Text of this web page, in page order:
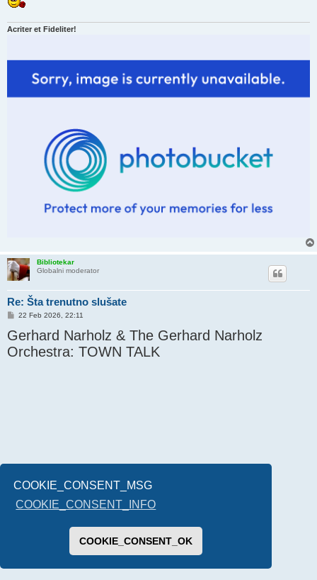
COOKIE_CONSENT_MSG
COOKIE_CONSENT_INFO
COOKIE_CONSENT_OK
Acriter et Fideliter!
Bibliotekar
Globalni moderator
Re: Šta trenutno slušate
P
s
t
22 Feb 2026, 22:11
Gerhard Narholz & The Gerhard Narholz
Orchestra: TOWN TALK